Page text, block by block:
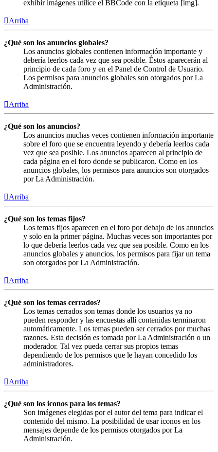
exhibir imágenes utilice el BBCode con la etiqueta [img].
Arriba
¿Qué son los anuncios globales?
Los anuncios globales contienen información importante y
debería leerlos cada vez que sea posible. Éstos aparecerán al
principio de cada foro y en el Panel de Control de Usuario.
Los permisos para anuncios globales son otorgados por La
Administración.
Arriba
¿Qué son los anuncios?
Los anuncios muchas veces contienen información importante
sobre el foro que se encuentra leyendo y debería leerlos cada
vez que sea posible. Los anuncios aparecen al principio de
cada página en el foro donde se publicaron. Como en los
anuncios globales, los permisos para anuncios son otorgados
por La Administración.
Arriba
¿Qué son los temas fijos?
Los temas fijos aparecen en el foro por debajo de los anuncios
y solo en la primer página. Muchas veces son importantes por
lo que debería leerlos cada vez que sea posible. Como en los
anuncios globales y anuncios, los permisos para fijar un tema
son otorgados por La Administración.
Arriba
¿Qué son los temas cerrados?
Los temas cerrados son temas donde los usuarios ya no
pueden responder y las encuestas allí contenidas terminaron
automáticamente. Los temas pueden ser cerrados por muchas
razones. Esta decisión es tomada por La Administración o un
moderador. Tal vez pueda cerrar sus propios temas
dependiendo de los permisos que le hayan concedido los
administradores.
Arriba
¿Qué son los iconos para los temas?
Son imágenes elegidas por el autor del tema para indicar el
contenido del mismo. La posibilidad de usar iconos en los
mensajes depende de los permisos otorgados por La
Administración.